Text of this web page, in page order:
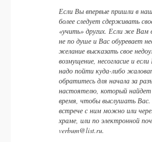
Если Вы впервые пришли в
более следует сдерживать
«учить» других. Если же
не по душе и Вас обуревает
желание высказать свое
возмущение, несогласие и
надо пойти куда-либо
обратитесь для начала за
настоятелю, который найдет
время, чтобы выслушать Вас.
встрече с ним можно или
храме, или по электронной
verbum@list.ru.